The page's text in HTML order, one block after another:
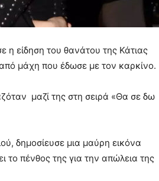
η είδηση του θανάτου της Κάτιας
μάχη που έδωσε με τον καρκίνο.
μαζί της στη σειρά «Θα σε δω
δημοσίευσε μια μαύρη εικόνα
το πένθος της για την απώλεια της